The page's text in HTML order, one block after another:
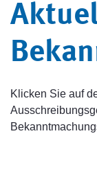
Klicken Sie auf